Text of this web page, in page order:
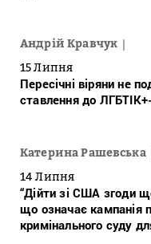
Андрій Кравчук
15 Липня
Пересічні віряни не
ставлення до
Катерина Рашевська
14 Липня
“Дійти зі США згоди
що означає кампанія
кримінального суду